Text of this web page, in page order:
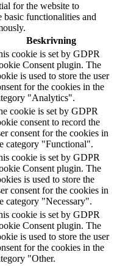
for the website to
basic functionalities and
Beskrivning
cookie is set by GDPR
Consent plugin. The
is used to store the user
for the cookies in the
"Analytics".
cookie is set by GDPR
consent to record the
consent for the cookies in
category "Functional".
cookie is set by GDPR
Consent plugin. The
is used to store the
consent for the cookies in
category "Necessary".
cookie is set by GDPR
Consent plugin. The
is used to store the user
for the cookies in the
"Other.